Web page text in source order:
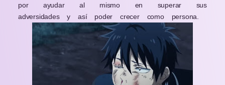
por ayudar al mismo en superar sus
adversidades y así poder crecer como persona.